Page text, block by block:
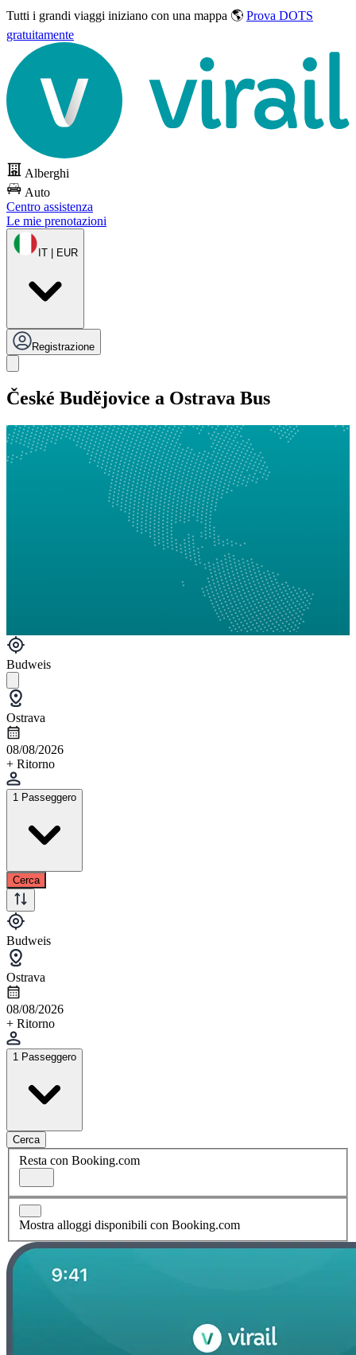
Tutti i grandi viaggi iniziano con una mappa 🌎 Prova DOTS
gratuitamente
Alberghi
Auto
Centro assistenza
Le mie prenotazioni
IT | EUR
Registrazione
České Budějovice a Ostrava Bus
Budweis
Ostrava
08/08/2026
+ Ritorno
1 Passeggero
Cerca
Budweis
Ostrava
08/08/2026
+ Ritorno
1 Passeggero
Cerca
Resta con Booking.com
Mostra alloggi disponibili con Booking.com